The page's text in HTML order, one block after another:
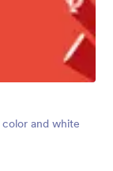
and white